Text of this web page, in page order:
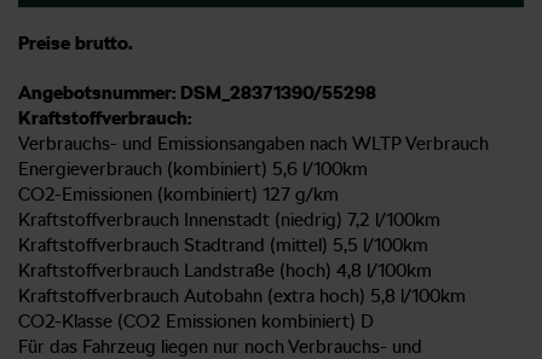
Preise brutto.
Angebotsnummer: DSM_28371390/55298
Kraftstoffverbrauch:
Verbrauchs- und Emissionsangaben nach WLTP Verbrauch
Energieverbrauch (kombiniert) 5,6 l/100km
CO2-Emissionen (kombiniert) 127 g/km
Kraftstoffverbrauch Innenstadt (niedrig) 7,2 l/100km
Kraftstoffverbrauch Stadtrand (mittel) 5,5 l/100km
Kraftstoffverbrauch Landstraße (hoch) 4,8 l/100km
Kraftstoffverbrauch Autobahn (extra hoch) 5,8 l/100km
CO2-Klasse (CO2 Emissionen kombiniert) D
Für das Fahrzeug liegen nur noch Verbrauchs- und